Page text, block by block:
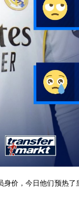
身价，今日他们预热